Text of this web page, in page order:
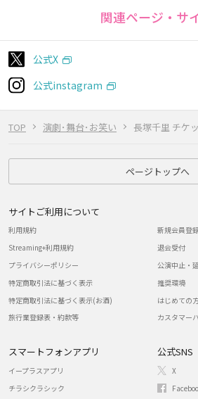
TOP 演劇･舞台･お笑い 長塚千里 チケ
関連ページ・サ
公式X
公式instagram
ページトップへ
サイトご利用について
利用規約
Streaming+利用規約
プライバシーポリシー
特定商取引法に基づく表示
特定商取引法に基づく表示(お酒)
旅行業登録表・約款等
新規会員登
退会受付
公演中止・
推奨環境
はじめての
カスタマー
スマートフォンアプリ
イープラスアプリ
チラシクラシック
公式SNS
X